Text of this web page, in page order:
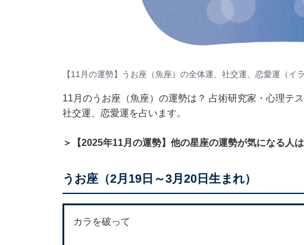
【11月の運勢】うお座（魚座）の全体運、社交運、恋愛運（イ
11月のうお座（魚座）の運勢は？ 占術研究家・心理テ
社交運、恋愛運を占います。
＞【2025年11月の運勢】他の星座の運勢が気になる人
うお座（2月19日～3月20日生まれ）
カラを破って